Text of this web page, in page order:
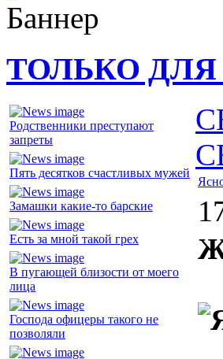
ТОЛЬКО
Родственники преступают
запреты
Пять десятков счастливых мужей
Замашки какие-то барские
Есть за мной такой грех
В пугающей близости от моего
лица
Господа офицеры такого не
позволяли